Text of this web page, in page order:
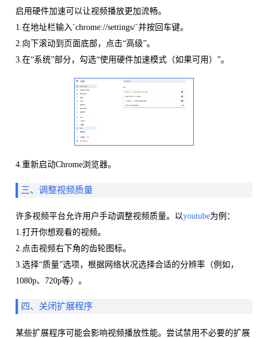
启用硬件加速可以让视频播放更加流畅。
1.在地址栏输入`chrome://settings/`并按回车键。
2.向下滚动到页面底部，点击“高级”。
3.在“系统”部分，勾选“使用硬件加速模式（如果可用）”。
4.重新启动Chrome浏览器。
三、调整视频质量
许多视频平台允许用户手动调整视频质量。以youtube为例：
1.打开你想观看的视频。
2.点击视频右下角的齿轮图标。
3.选择“质量”选项，根据网络状况选择合适的分辨率（例如，
1080p、720p等）。
四、关闭扩展程序
某些扩展程序可能会影响视频播放性能。尝试禁用不必要的扩展